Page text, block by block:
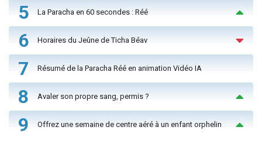
5 La Paracha en 60 secondes : Réé
6 Horaires du Jeûne de Ticha Béav
7 Résumé de la Paracha Réé en animation Vidéo IA
8 Avaler son propre sang, permis ?
9 Offrez une semaine de centre aéré à un enfant orphelin